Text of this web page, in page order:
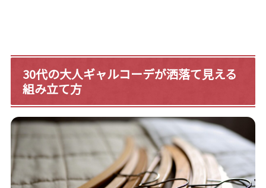
30代の大人ギャルコーデが洒落て見える
組み立て方